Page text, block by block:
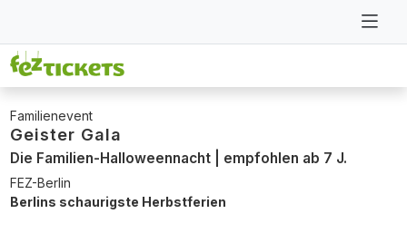
Familienevent
Geister Gala
Die Familien-Halloweennacht | empfohlen ab 7 J.
FEZ-Berlin
Berlins schaurigste Herbstferien